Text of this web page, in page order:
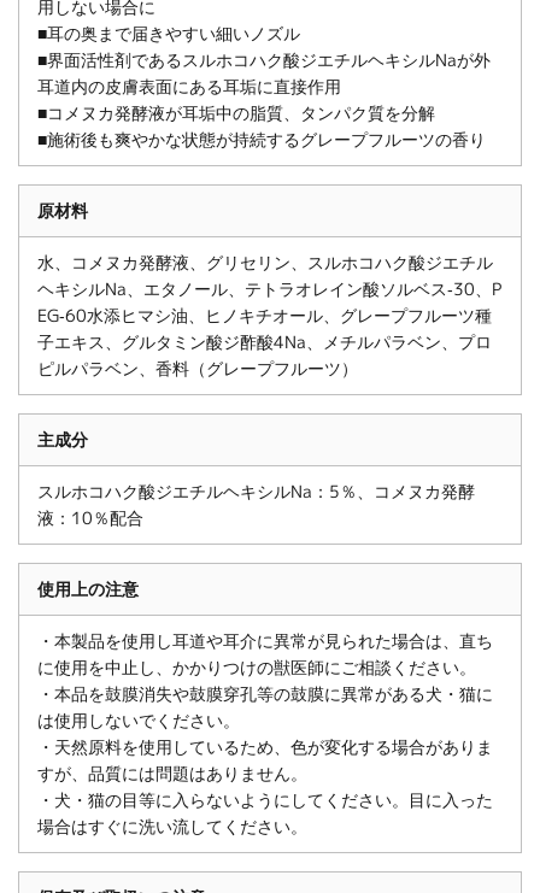
用しない場合に
■耳の奥まで届きやすい細いノズル
■界面活性剤であるスルホコハク酸ジエチルヘキシルNaが外
耳道内の皮膚表面にある耳垢に直接作用
■コメヌカ発酵液が耳垢中の脂質、タンパク質を分解
■施術後も爽やかな状態が持続するグレープフルーツの香り
原材料
水、コメヌカ発酵液、グリセリン、スルホコハク酸ジエチル
ヘキシルNa、エタノール、テトラオレイン酸ソルベス-30、P
EG-60水添ヒマシ油、ヒノキチオール、グレープフルーツ種
子エキス、グルタミン酸ジ酢酸4Na、メチルパラベン、プロ
ピルパラベン、香料（グレープフルーツ）
主成分
スルホコハク酸ジエチルヘキシルNa：5％、コメヌカ発酵
液：10％配合
使用上の注意
・本製品を使用し耳道や耳介に異常が見られた場合は、直ち
に使用を中止し、かかりつけの獣医師にご相談ください。
・本品を鼓膜消失や鼓膜穿孔等の鼓膜に異常がある犬・猫に
は使用しないでください。
・天然原料を使用しているため、色が変化する場合がありま
すが、品質には問題はありません。
・犬・猫の目等に入らないようにしてください。目に入った
場合はすぐに洗い流してください。